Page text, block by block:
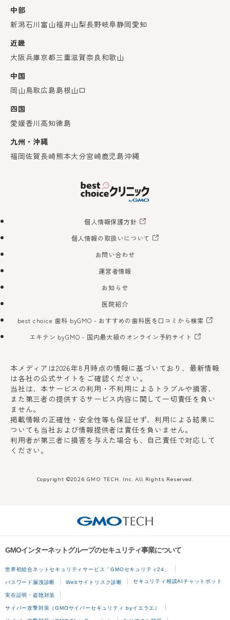
中部
新潟石川 富山福井山梨長野岐阜静岡愛知
近畿
大阪兵庫京都三重滋賀奈良和歌山
中国
岡山鳥取広島島根山口
四国
愛媛香川 高知徳島
九州・沖縄
福岡佐賀長崎熊本大分宮崎鹿児島沖縄
個人情報保護方針
個人情報の取扱いについて
お問い合わせ
運営者情報
お知らせ
医院紹介
best choice 歯科 byGMO - おすすめの歯科医を口コミから検索
エキテン byGMO - 国内最大級のオンライン予約サイト
本メディアは2026年8月時点の情報に基づいており、最新情報
は各社の公式サイトをご確認ください。
当社は、本サービスの利用・不利用によるトラブルや損害、
また第三者の提供するサービス内容に関して一切責任を負い
ません。
掲載情報の正確性・安全性等も保証せず、利用による結果に
ついても当社および情報提供者は責任を負いません。
利用者が第三者に損害を与えた場合も、自己責任で対応して
ください。
Copyright ©2026 GMO TECH, Inc. All Rights Reserved.
GMOインターネットグループのセキュリティ事業について
世界初総合ネットセキュリティサービス「GMOセキュリティ24」
パスワード漏洩診断 Webサイトリスク診断 セキュリティ相談AIチャットボット
実在証明・盗聴対策
サイバー攻撃対策（GMOサイバーセキュリティ byイエラエ）